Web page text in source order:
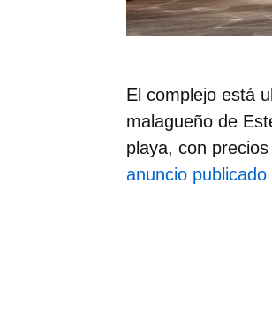
El complejo está
malagueño de
playa, con
anuncio